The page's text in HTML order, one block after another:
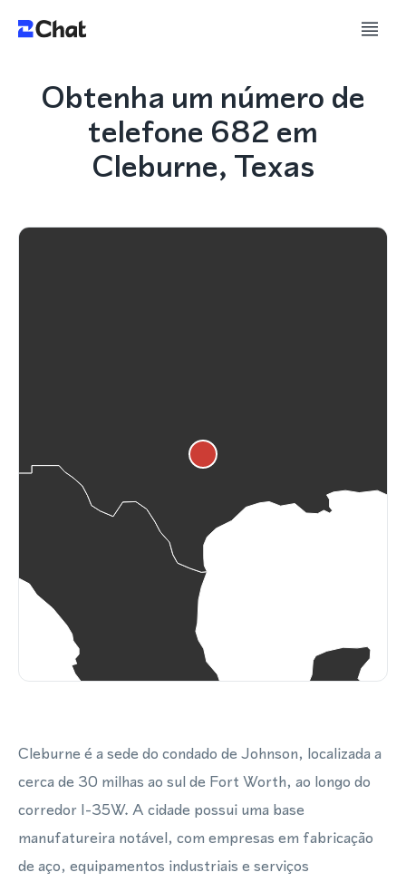
Obtenha um número de
telefone 682 em
Cleburne, Texas
Cleburne é a sede do condado de Johnson, localizada a
cerca de 30 milhas ao sul de Fort Worth, ao longo do
corredor I-35W. A cidade possui uma base
manufatureira notável, com empresas em fabricação
de aço, equipamentos industriais e serviços